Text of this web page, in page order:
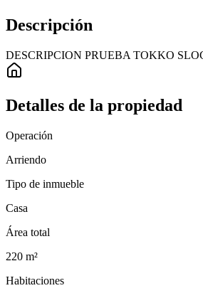
Descripción
DESCRIPCION PRUEBA TOKKO
Detalles de la propiedad
Operación
Arriendo
Tipo de inmueble
Casa
Área total
220 m²
Habitaciones